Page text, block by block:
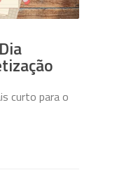
curto para o